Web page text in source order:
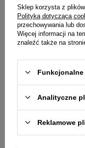
gramaturze 320 g/
Kaptur
Dół bluzy i rękawy
Dwie kieszenie
Na piersi
Miły w dotyku,
Marka PITBULL
PYTANIA O PRODUKT
Sklep korzysta z
Polityką dotyczącą
przechowywania lub
Więcej informacji na
znaleźć także na
Analityczne
Reklamowe